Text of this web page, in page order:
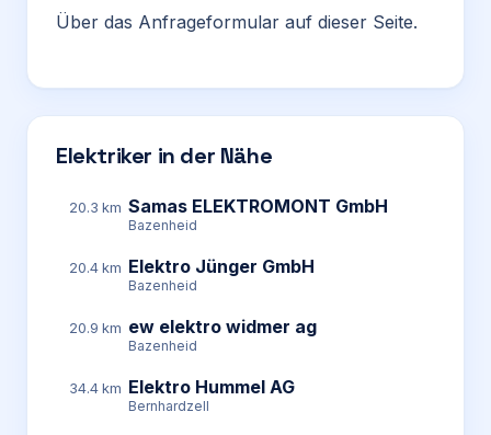
Über das Anfrageformular auf dieser Seite.
Elektriker in der Nähe
20.3 km Samas ELEKTROMONT GmbH
Bazenheid
20.4 km Elektro Jünger GmbH
Bazenheid
20.9 km ew elektro widmer ag
Bazenheid
34.4 km Elektro Hummel AG
Bernhardzell